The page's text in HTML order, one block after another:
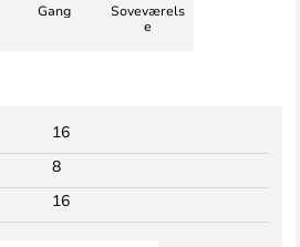
Gang
Soveværels
e
16
8
16